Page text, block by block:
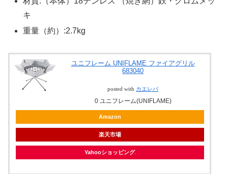
キ
重量（約）:2.7kg
ユニフレーム UNIFLAME ファイアグリル
683040
posted with カエレバ
0 ユニフレーム(UNIFLAME)
Amazon
楽天市場
Yahooショッピング